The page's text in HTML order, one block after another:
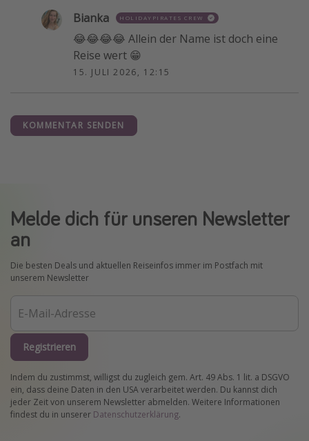
Bianka HOLIDAYPIRATES CREW
😂😂😂😂 Allein der Name ist doch eine
Reise wert 😁
15. JULI 2026, 12:15
KOMMENTAR SENDEN
Melde dich für unseren Newsletter
an
Die besten Deals und aktuellen Reiseinfos immer im Postfach mit
unserem Newsletter
Registrieren
Indem du zustimmst, willigst du zugleich gem. Art. 49 Abs. 1 lit. a DSGVO
ein, dass deine Daten in den USA verarbeitet werden. Du kannst dich
jeder Zeit von unserem Newsletter abmelden. Weitere Informationen
findest du in unserer Datenschutzerklärung.